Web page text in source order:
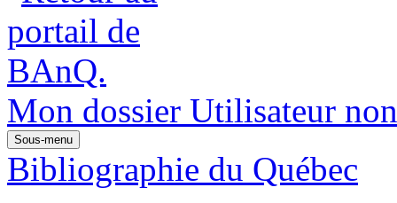
Mon dossier Utilisateur
Sous-menu
Bibliographie du Québec